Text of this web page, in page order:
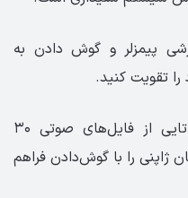
پیمزلر و گوش دادن به
تقویت کنید.
منبع پیمزلر ژاپنی یک سری ۹۰ تایی از فایل‌های صوتی ۳۰
ژاپنی را با گوش‌دادن فراهم